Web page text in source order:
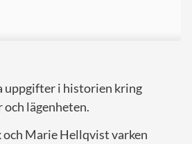
uppgifter i historien kring
och lägenheten.
Marie Hellqvist varken